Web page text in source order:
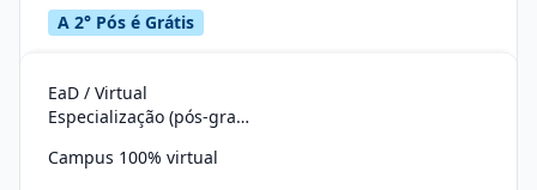
A 2° Pós é Grátis
EaD / Virtual
Especialização (pós-graduação)
Campus 100% virtual